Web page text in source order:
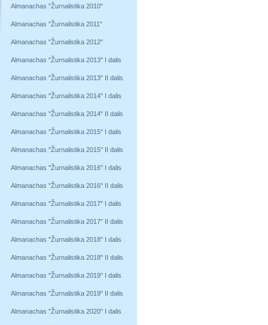
Almanachas "Žurnalistika 2010"
Almanachas "Žurnalistika 2011"
Almanachas "Žurnalistika 2012"
Almanachas "Žurnalistika 2013" I dalis
Almanachas "Žurnalistika 2013" II dalis
Almanachas "Žurnalistika 2014" I dalis
Almanachas "Žurnalistika 2014" II dalis
Almanachas "Žurnalistika 2015" I dalis
Almanachas "Žurnalistika 2015" II dalis
Almanachas "Žurnalistika 2016" I dalis
Almanachas "Žurnalistika 2016" II dalis
Almanachas "Žurnalistika 2017" I dalis
Almanachas "Žurnalistika 2017" II dalis
Almanachas "Žurnalistika 2018" I dalis
Almanachas "Žurnalistika 2018" II dalis
Almanachas "Žurnalistika 2019" I dalis
Almanachas "Žurnalistika 2019" II dalis
Almanachas "Žurnalistika 2020" I dalis